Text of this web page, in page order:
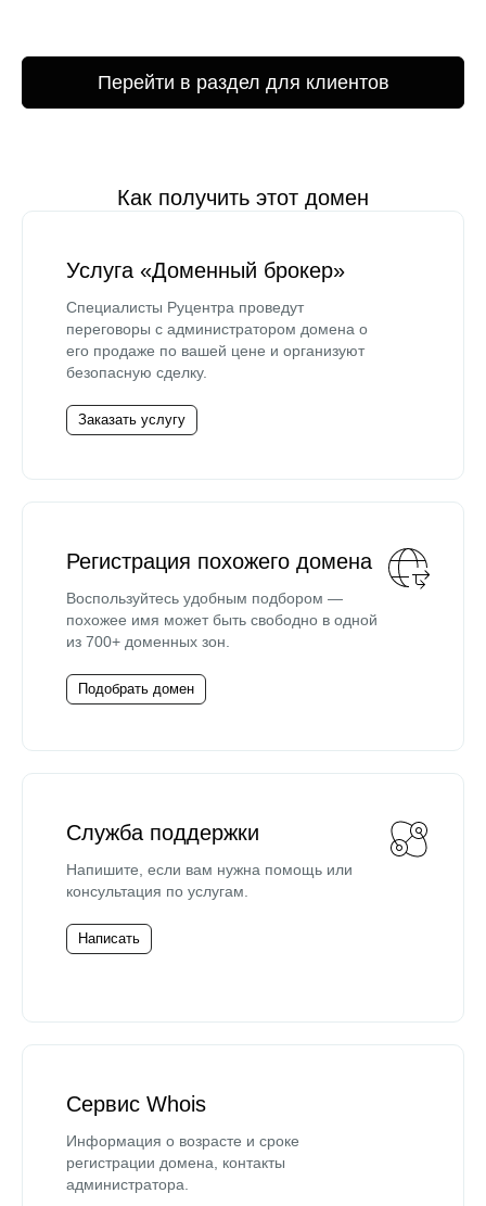
Перейти в раздел для клиентов
Как получить этот домен
Услуга «Доменный брокер»
Специалисты Руцентра проведут
переговоры с администратором домена о
его продаже по вашей цене и организуют
безопасную сделку.
Заказать услугу
Регистрация похожего домена
Воспользуйтесь удобным подбором —
похожее имя может быть свободно в одной
из 700+ доменных зон.
Подобрать домен
Служба поддержки
Напишите, если вам нужна помощь или
консультация по услугам.
Написать
Сервис Whois
Информация о возрасте и сроке
регистрации домена, контакты
администратора.